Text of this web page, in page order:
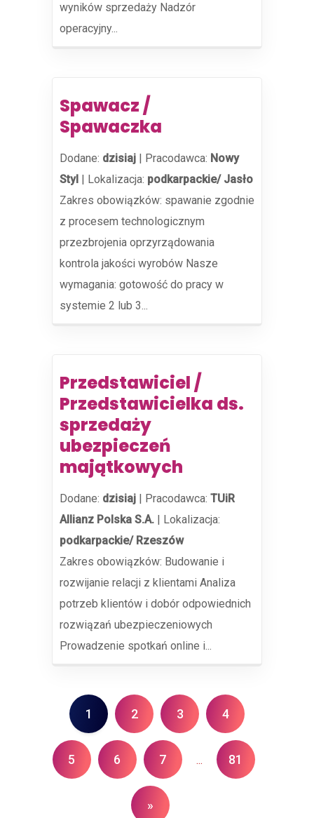
wyników sprzedaży Nadzór
operacyjny...
Spawacz /
Spawaczka
Dodane: dzisiaj | Pracodawca: Nowy
Styl | Lokalizacja: podkarpackie/ Jasło
Zakres obowiązków: spawanie zgodnie
z procesem technologicznym
przezbrojenia oprzyrządowania
kontrola jakości wyrobów Nasze
wymagania: gotowość do pracy w
systemie 2 lub 3...
Przedstawiciel /
Przedstawicielka ds.
sprzedaży
ubezpieczeń
majątkowych
Dodane: dzisiaj | Pracodawca: TUiR
Allianz Polska S.A. | Lokalizacja:
podkarpackie/ Rzeszów
Zakres obowiązków: Budowanie i
rozwijanie relacji z klientami Analiza
potrzeb klientów i dobór odpowiednich
rozwiązań ubezpieczeniowych
Prowadzenie spotkań online i...
1 2 3 4
5 6 7 ... 81
»